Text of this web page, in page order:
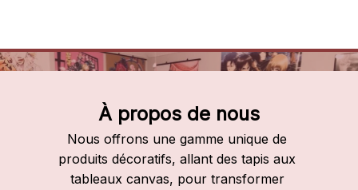
À propos de nous
Nous offrons une gamme unique de
produits décoratifs, allant des tapis aux
tableaux canvas, pour transformer